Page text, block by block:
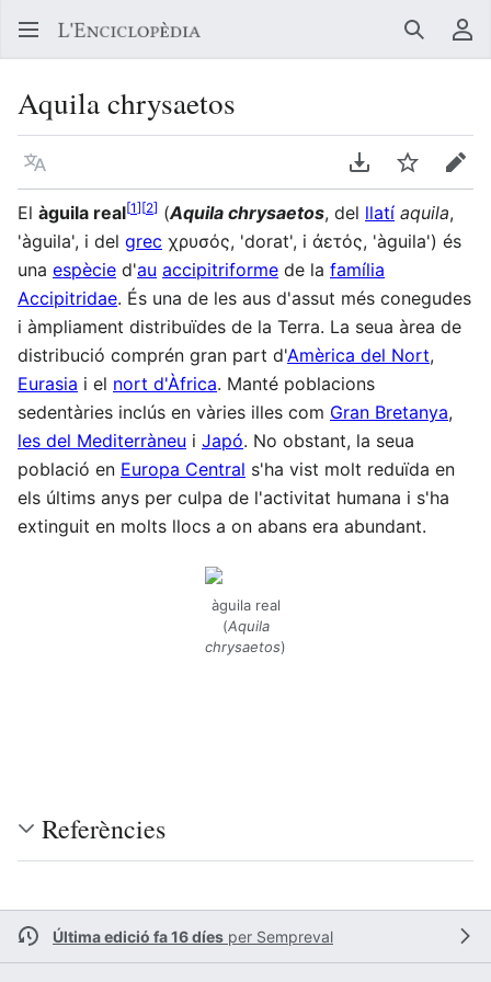
Buscar
Aquila chrysaetos
Llegir en un atre idioma Descarregar en
Vigilar
El àguila real[1][2] (Aquila chrysaetos, del llatí aquila,
'àguila', i del grec χρυσός, 'dorat', i ἀετός, 'àguila') és
una espècie d'au accipitriforme de la família
Accipitridae. És una de les aus d'assut més conegudes
i àmpliament distribuïdes de la Terra. La seua àrea de
distribució comprén gran part d'Amèrica del Nort,
Eurasia i el nort d'Àfrica. Manté poblacions
sedentàries inclús en vàries illes com Gran Bretanya,
les del Mediterràneu i Japó. No obstant, la seua
població en Europa Central s'ha vist molt reduïda en
els últims anys per culpa de l'activitat humana i s'ha
extinguit en molts llocs a on abans era abundant.
àguila real
(Aquila
chrysaetos)
Referències
Última edició fa 16 díes per Sempreval